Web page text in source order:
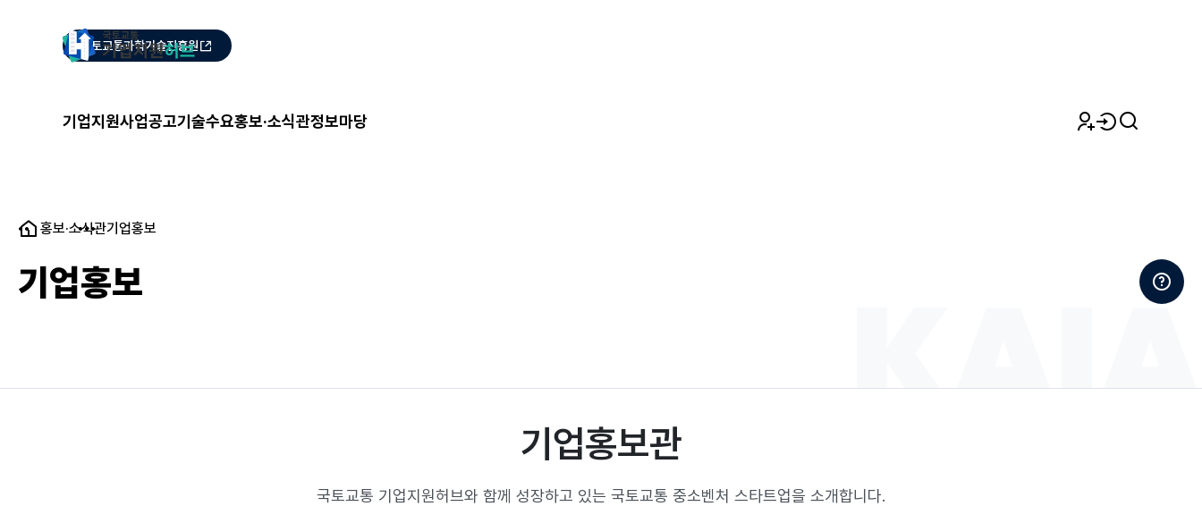
국토교통과학기술진흥원
기업지원사업공고기술수요홍보·소식관정보마당
홍보·소식관기업홍보
기업홍보
기업홍보관
국토교통 기업지원허브와 함께 성장하고 있는 국토교통 중소벤처 스타트업을 소개합니다.